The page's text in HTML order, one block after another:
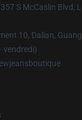
S McCaslin Blvd,
10, Dalian,
vendredi)